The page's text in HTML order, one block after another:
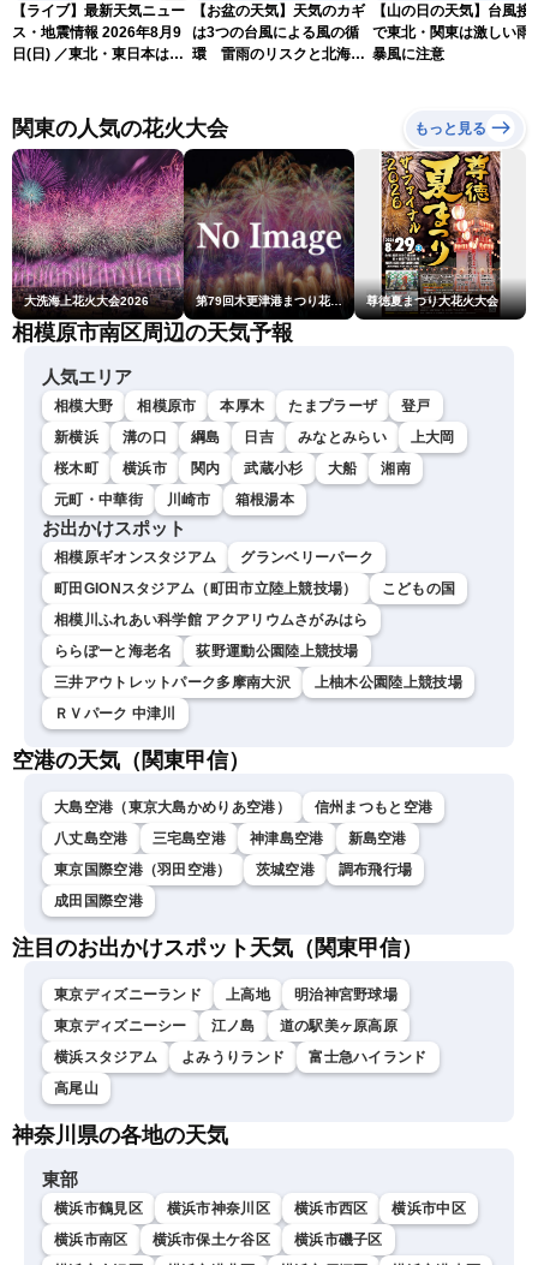
【ライブ】最新天気ニュー
ス・地震情報 2026年8月9
日(日) ／東北・東日本は急
衣／芳野達郎〉
【お盆の天気】天気のカギ
は3つの台風による風の循
環 雷雨のリスクと北海道
【山の日の天気】台風接
で東北・関東は激しい雨
暴風に注意
関東の人気の花火大会 もっと見る
大洗海上花火大会2026 第79回木更津港まつり花火大会 尊徳夏まつり大花火大会
相模原市南区周辺の天気予報
人気エリア
相模大野 相模原市 本厚木 たまプラーザ
登戸
新横浜
溝の口 綱島 日吉 みなとみらい
上大岡
桜木町
横浜市 関内 武蔵小杉 大船
湘南
元町・中華街
川崎市 箱根湯本
お出かけスポット
相模原ギオンスタジアム
グランベリーパーク
町田GIONスタジアム（町田市立陸上競技場）
こどもの国
相模川ふれあい科学館 アクアリウムさがみはら
ららぽーと海老名
荻野運動公園陸上競技場
三井アウトレットパーク多摩南大沢
上柚木公園陸上競技場
ＲＶパーク 中津川
空港の天気（関東甲信）
大島空港（東京大島かめりあ空港）
信州まつもと空港
八丈島空港
三宅島空港 神津島空港
新島空港
東京国際空港（羽田空港）
茨城空港
調布飛行場
成田国際空港
注目のお出かけスポット天気（関東甲信）
東京ディズニーランド 上高地
明治神宮野球場
東京ディズニーシー
江ノ島
道の駅美ヶ原高原
横浜スタジアム
よみうりランド
富士急ハイランド
高尾山
神奈川県の各地の天気
東部
横浜市鶴見区 横浜市神奈川区 横浜市西区
横浜市中区
横浜市南区
横浜市保土ケ谷区
横浜市磯子区